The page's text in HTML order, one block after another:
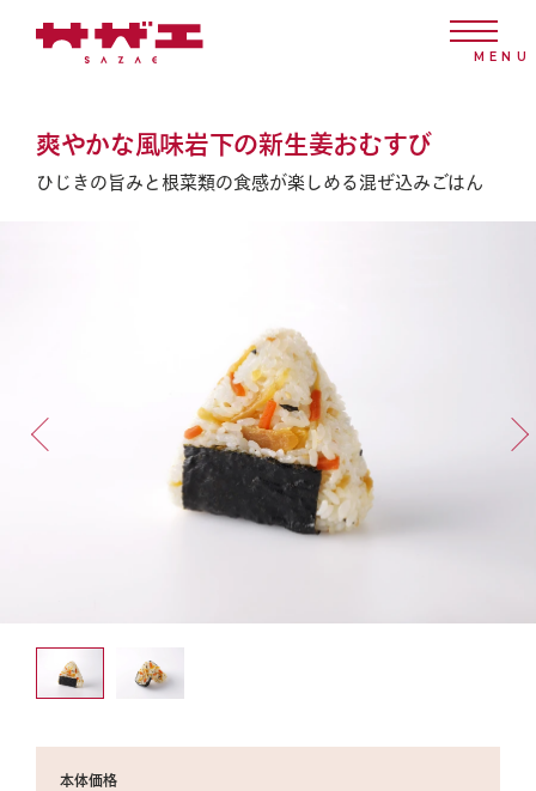
爽やかな風味岩下の新生姜おむすび
ひじきの旨みと 根菜類の食感が楽しめる 混ぜ込みごはん
本体価格